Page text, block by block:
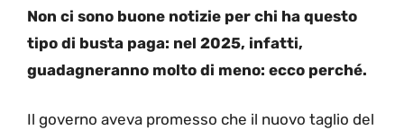
Non ci sono buone notizie per chi ha questo
tipo di busta paga: nel 2025, infatti,
guadagneranno molto di meno: ecco perché.
Il governo aveva promesso che il nuovo taglio del